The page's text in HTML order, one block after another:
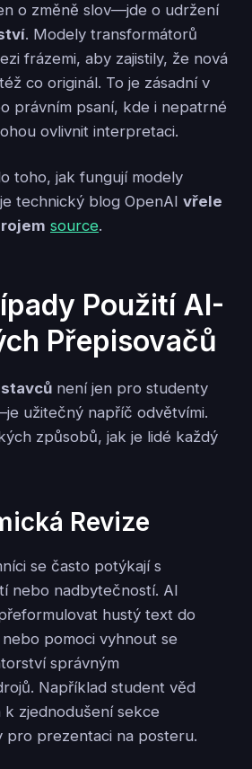
o změně slov—jde o udržení
. Modely transformátorů
frázemi, aby zajistily, že nová
co originál. To je zásadní v
právním psaní, kde i nepatrné
ovlivnit interpretaci.
toho, jak fungují modely
technický blog OpenAI vřele
source.
Použití AI-
Přepisovačů
není jen pro studenty
užitečný napříč odvětvími.
způsobů, jak je lidé každý
Revize
se často potýkají s
nebo nadbytečností. AI
hustý text do
nebo pomoci vyhnout se
správným
Například student věd
k zjednodušení sekce
pro prezentaci na posteru.